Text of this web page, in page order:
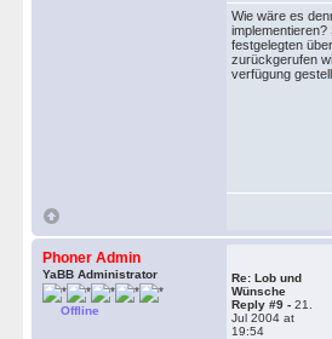
Wie wäre es
festgelegten
zurückgerufen
verfügung
Phoner Admin
YaBB Administrator
Offline
Re: Lob und
Wünsche
Reply #9 - 21.
Jul 2004 at
19:54